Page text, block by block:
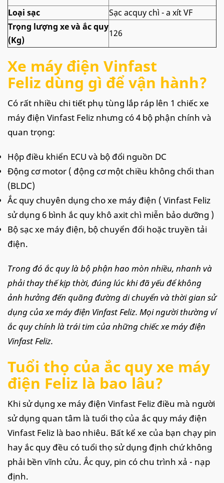
Loại sạc
Sạc acquy chì - a xít VF
Trọng lượng xe và ắc quy
(Kg)
126
Xe máy điện Vinfast
Feliz dùng gì để vận hành?
Có rất nhiều chi tiết phụ tùng lắp ráp lên 1 chiếc xe
máy điện Vinfast Feliz nhưng có 4 bộ phận chính và
quan trọng:
Hộp điều khiển ECU và bộ đổi nguồn DC
Động cơ motor ( động cơ một chiều không chổi than
(BLDC)
Ắc quy chuyên dụng cho xe máy điện ( Vinfast Feliz
sử dụng 6 bình ắc quy khô axit chì miễn bảo dưỡng )
Bộ sạc xe máy điện, bộ chuyển đổi hoặc truyền tải
điện.
Trong đó ắc quy là bộ phận hao mòn nhiều, nhanh và
phải thay thế kịp thời, đúng lúc khi đã yếu để không
ảnh hưởng đến quãng đường di chuyển và thời gian sử
dụng của xe máy điện Vinfast Feliz. Mọi người thường ví
ắc quy chính là trái tim của những chiếc xe máy điện
Vinfast Feliz.
Tuổi thọ của ắc quy xe máy
điện Feliz là bao lâu?
Khi sử dụng xe máy điện Vinfast Feliz điều mà người
sử dụng quan tâm là tuổi thọ của ắc quy máy điện
Vinfast Feliz là bao nhiêu. Bất kể xe của bạn chạy pin
hay ắc quy đều có tuổi thọ sử dụng định chứ không
phải bền vĩnh cửu. Ắc quy, pin có chu trình xả - nạp
định.